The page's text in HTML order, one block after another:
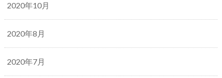
2020年10月
2020年8月
2020年7月